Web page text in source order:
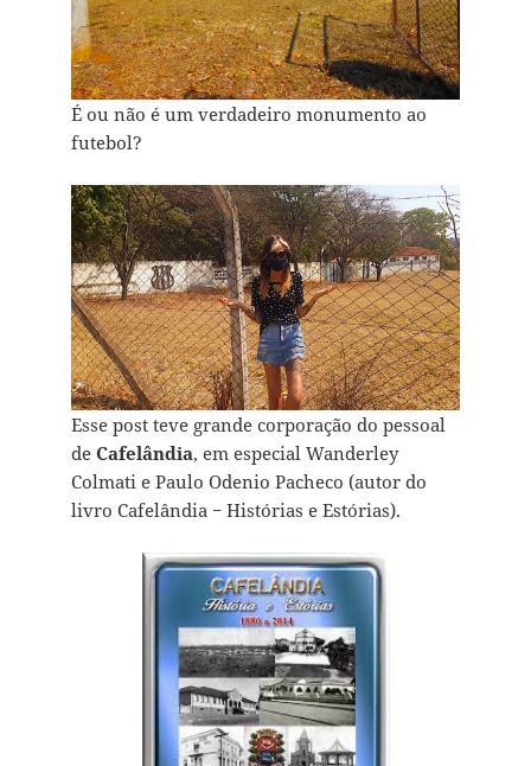
É ou não é um verdadeiro monumento ao
futebol?
Esse post teve grande corporação do pessoal
de Cafelândia, em especial Wanderley
Colmati e Paulo Odenio Pacheco (autor do
livro Cafelândia − Histórias e Estórias).